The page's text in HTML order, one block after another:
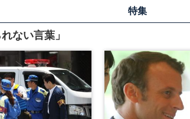
特集
ない言葉」